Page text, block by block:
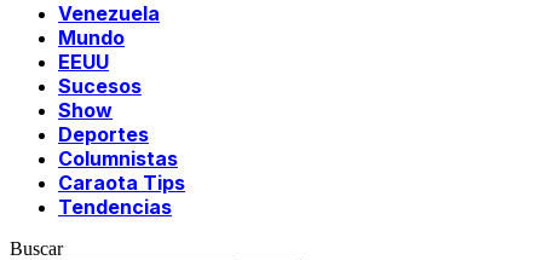
Venezuela
Mundo
EEUU
Sucesos
Show
Deportes
Columnistas
Caraota Tips
Tendencias
Buscar